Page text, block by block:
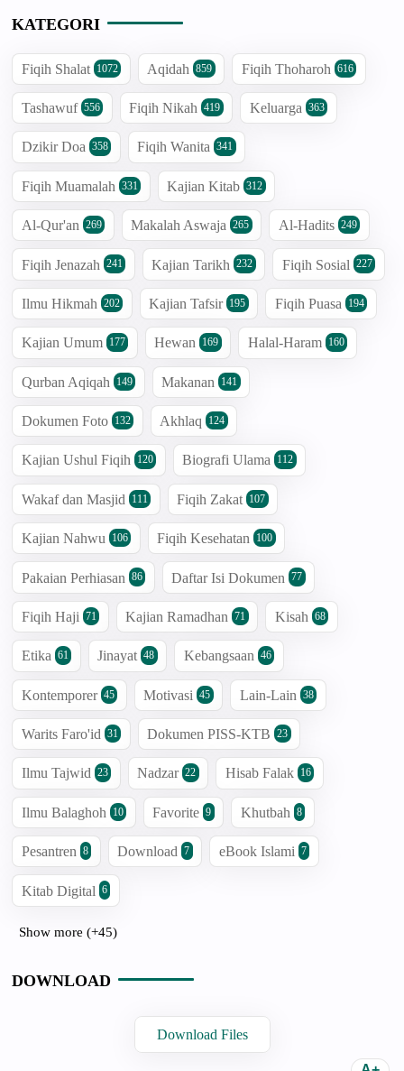
KATEGORI
Fiqih Shalat 1072 Aqidah 859 Fiqih Thoharoh 616
Tashawuf 556 Fiqih Nikah 419 Keluarga 363
Dzikir Doa 358 Fiqih Wanita 341
Fiqih Muamalah 331 Kajian Kitab 312
Al-Qur'an 269 Makalah Aswaja 265 Al-Hadits 249
Fiqih Jenazah 241 Kajian Tarikh 232 Fiqih Sosial 227
Ilmu Hikmah 202 Kajian Tafsir 195 Fiqih Puasa 194
Kajian Umum 177 Hewan 169 Halal-Haram 160
Qurban Aqiqah 149 Makanan 141
Dokumen Foto 132 Akhlaq 124
Kajian Ushul Fiqih 120 Biografi Ulama 112
Wakaf dan Masjid 111 Fiqih Zakat 107
Kajian Nahwu 106 Fiqih Kesehatan 100
Pakaian Perhiasan 86 Daftar Isi Dokumen 77
Fiqih Haji 71 Kajian Ramadhan 71 Kisah 68
Etika 61 Jinayat 48 Kebangsaan 46
Kontemporer 45 Motivasi 45 Lain-Lain 38
Warits Faro'id 31 Dokumen PISS-KTB 23
Ilmu Tajwid 23 Nadzar 22 Hisab Falak 16
Ilmu Balaghoh 10 Favorite 9 Khutbah 8
Pesantren 8 Download 7 eBook Islami 7
Kitab Digital 6
Show more (+45)
DOWNLOAD
Download Files